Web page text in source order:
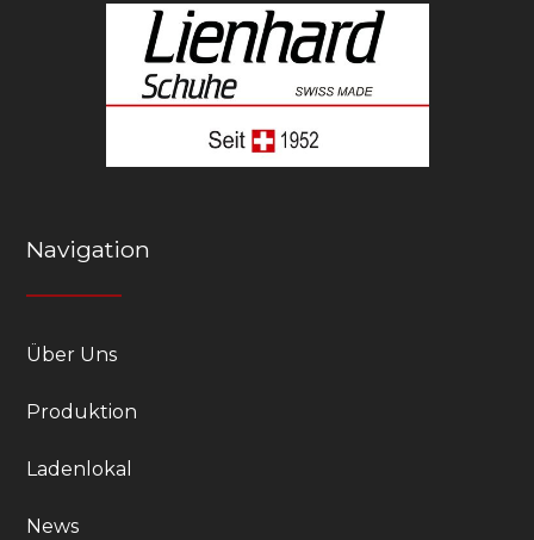
Navigation
Über Uns
Produktion
Ladenlokal
News